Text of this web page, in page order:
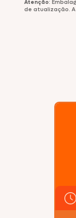
Atenção:
de atualização.